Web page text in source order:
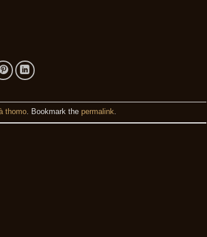
thomo. Bookmark the permalink.